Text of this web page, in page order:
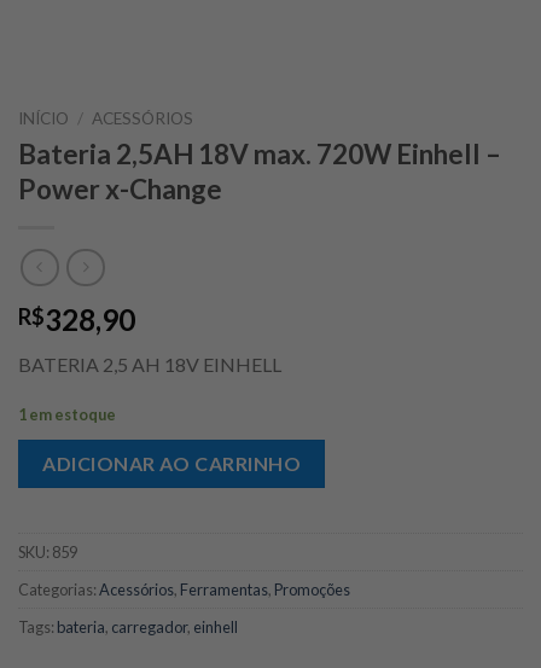
INÍCIO / ACESSÓRIOS
Bateria 2,5AH 18V max. 720W Einhell –
Power x-Change
R$328,90
BATERIA 2,5 AH 18V EINHELL
1 em estoque
ADICIONAR AO CARRINHO
SKU: 859
Categorias:Acessórios, Ferramentas, Promoções
Tags: bateria, carregador, einhell